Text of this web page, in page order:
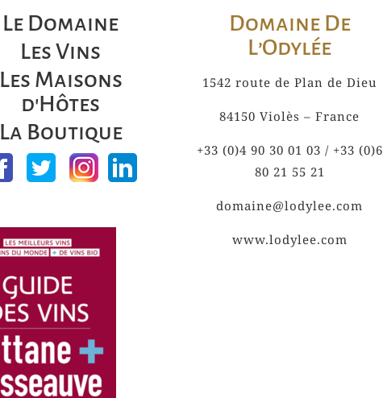
Octobre 2019
Le Domaine
Les Vins
Les Maisons
d'Hôtes
La Boutique
Domaine De
L’Odylée
1542 route de Plan de Dieu
84150 Violès – France
+33 (0)4 90 30 01 03 / +33 (0)6
80 21 55 21
domaine@lodylee.com
www.lodylee.com